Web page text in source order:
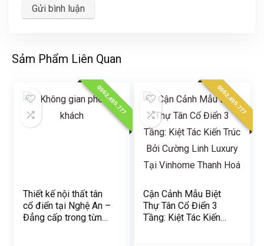
Sảm Phẩm Liên Quan
0962.495.777
Thiết kế nội thất tân
cổ điển tại Nghệ An –
Đẳng cấp trong từng
0962.495.777
Cận Cảnh Mẫu Biệt
Thự Tân Cổ Điển 3
Tầng: Kiệt Tác Kiến